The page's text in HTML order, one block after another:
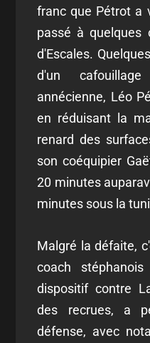
franc que Pétrot a
passé à quelques
d'Escales.
d'un
annécienne, Léo
en réduisant la
renard des
son coéquipier
20 minutes
minutes sous la
Malgré la défaite,
coach
dispositif contre
des recrues, a
défense, avec